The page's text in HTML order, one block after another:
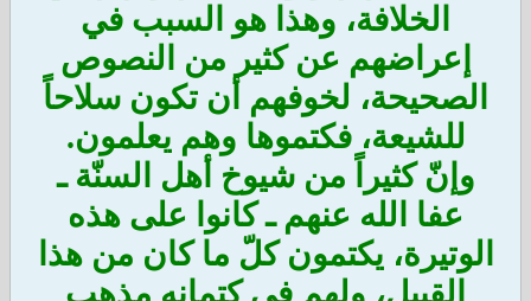
الخلافة، وهذا هو السبب في
إعراضهم عن كثير من النصوص
الصحيحة، لخوفهم أن تكون سلاحاً
للشيعة، فكتموها وهم يعلمون.
وإنّ كثيراً من شيوخ أهل السنّة ـ
عفا الله عنهم ـ كانوا على هذه
الوتيرة، يكتمون كلّ ما كان من هذا
القبيل، ولهم في كتمانه مذهب